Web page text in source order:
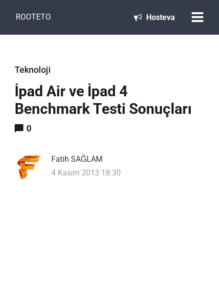
ROOTETO Hosteva
Teknoloji
İpad Air ve İpad 4
Benchmark Testi Sonuçları
0
Fatih SAĞLAM
4 Kasım 2013 18:30